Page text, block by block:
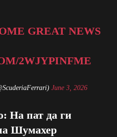
GREAT NEWS
2WJYPINFME
June 3, 2026
На пат да ги
Шумахер